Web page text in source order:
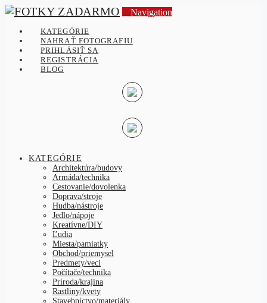
Navigation
KATEGÓRIE
NAHRAŤ FOTOGRAFIU
PRIHLÁSIŤ SA
REGISTRÁCIA
BLOG
KATEGÓRIE
Architektúra/budovy
Armáda/technika
Cestovanie/dovolenka
Doprava/stroje
Hudba/nástroje
Jedlo/nápoje
Kreatívne/DIY
Ľudia
Miesta/pamiatky
Obchod/priemysel
Predmety/veci
Počítače/technika
Príroda/krajina
Rastliny/kvety
Stavebníctvo/materiály